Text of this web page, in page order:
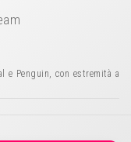
Penguin, con estremità a